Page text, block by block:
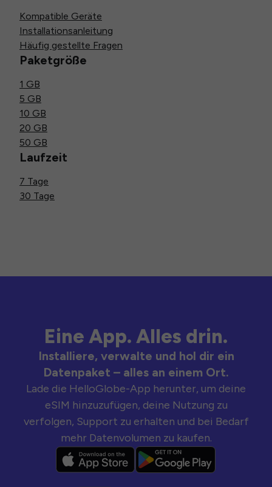
Kompatible Geräte
Installationsanleitung
Häufig gestellte Fragen
Paketgröße
1 GB
5 GB
10 GB
20 GB
50 GB
Laufzeit
7 Tage
30 Tage
Eine App. Alles drin.
Installiere, verwalte und hol dir ein
Datenpaket – alles an einem Ort.
Lade die HelloGlobe-App herunter, um deine
eSIM hinzuzufügen, deine Nutzung zu
verfolgen, Support zu erhalten und bei Bedarf
mehr Datenvolumen zu kaufen.